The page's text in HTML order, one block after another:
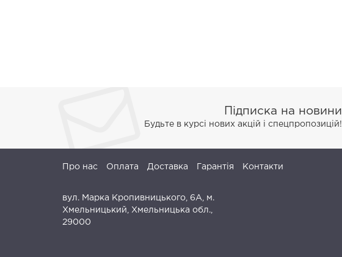
Підписка на новини
Будьте в курсі нових акцій і спецпропозицій!
Про нас Оплата Доставка Гарантія Контакти
вул. Марка Кропивницького, 6А, м.
Хмельницький, Хмельницька обл.,
29000